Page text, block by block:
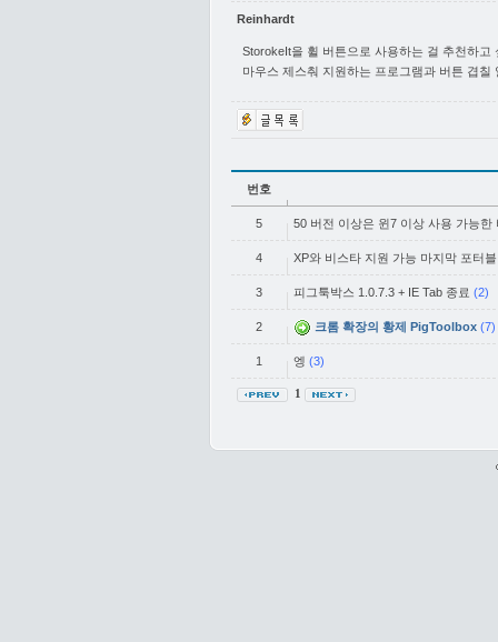
Reinhardt
StorokeIt을 휠 버튼으로 사용하는 걸 추천하고
마우스 제스춰 지원하는 프로그램과 버튼 겹
번호
5 50 버전 이상은 윈7 이상 사용 가능한
4 XP와 비스타 지원 가능 마지막 포터
3 피그툭박스 1.0.7.3 + IE Tab 종료 (2)
2 크롬 확장의 황제 PigToolbox (7)
1 엥 (3)
1